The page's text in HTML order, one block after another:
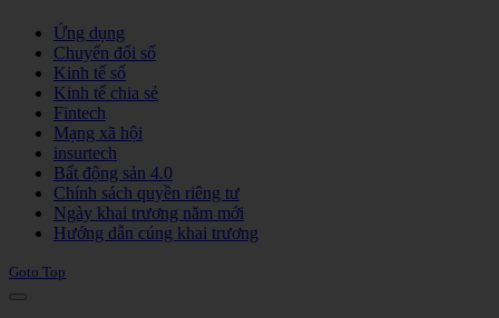
Ứng dụng
Chuyển đổi số
Kinh tế số
Kinh tế chia sẻ
Fintech
Mạng xã hội
insurtech
Bất động sản 4.0
Chính sách quyền riêng tư
Ngày khai trương năm mới
Hướng dẫn cúng khai trương
Goto Top